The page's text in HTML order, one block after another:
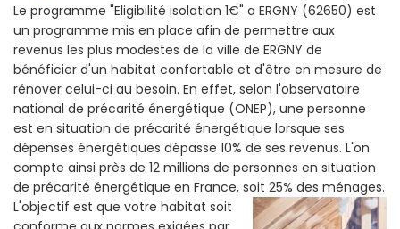
Le programme "Eligibilité isolation 1€" a ERGNY (62650) est
un programme mis en place afin de permettre aux
revenus les plus modestes de la ville de ERGNY de
bénéficier d'un habitat confortable et d'être en mesure de
rénover celui-ci au besoin. En effet, selon l'observatoire
national de précarité énergétique (ONEP), une personne
est en situation de précarité énergétique lorsque ses
dépenses énergétiques dépasse 10% de ses revenus. L'on
compte ainsi près de 12 millions de personnes en situation
de précarité énergétique en France, soit 25% des ménages.
L'objectif est que votre habitat soit